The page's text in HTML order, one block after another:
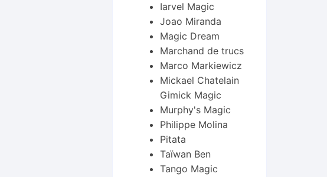
Iarvel Magic
Joao Miranda
Magic Dream
Marchand de trucs
Marco Markiewicz
Mickael Chatelain
Gimick Magic
Murphy's Magic
Philippe Molina
Pitata
Taïwan Ben
Tango Magic